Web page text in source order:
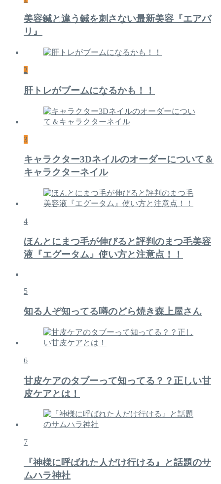
美容鍼と違う鍼を刺さない最新美容『エアバ
リ』
2
肝トレがブームになるかも！！
3
キャラクター3Dネイルのオーダーについて＆
キャラクターネイル
4
ほんとにまつ毛が伸びると評判のまつ毛美容
液『エグータム』使い方と注意点！！
5
知る人ぞ知ってる噂のどら焼き森上屋さん
6
甘皮ケアのタブーって知ってる？？正しい甘
皮ケアとは！
7
『神様に呼ばれた人だけ行ける』と話題のサ
ムハラ神社